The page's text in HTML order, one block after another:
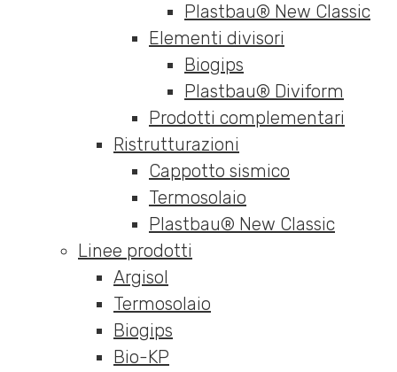
Plastbau® New Classic
Elementi divisori
Biogips
Plastbau® Diviform
Prodotti complementari
Ristrutturazioni
Cappotto sismico
Termosolaio
Plastbau® New Classic
Linee prodotti
Argisol
Termosolaio
Biogips
Bio-KP